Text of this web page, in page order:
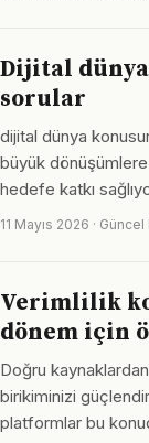
Dijital
sorular
dijital dünya
büyük dönüşümlere
hedefe katkı
11 Mayıs 2026 ·
Verimlilik
dönem için
Doğru
birikiminizi
platformlar bu